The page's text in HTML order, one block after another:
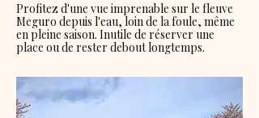
Profitez d'une vue imprenable sur le fleuve
Meguro depuis l'eau, loin de la foule, même
en pleine saison. Inutile de réserver une
place ou de rester debout longtemps.